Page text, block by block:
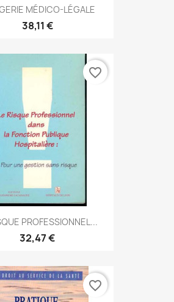
MÉDICO-LÉGALE
38,11 €
PROFESSIONNEL...
32,47 €
favorite_border
favorite_border